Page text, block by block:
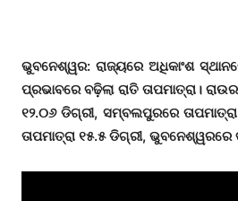
ଭୁବନେଶ୍ୱର: ରାଜ୍ୟରେ ଅଧିକାଂଶ
ପ୍ରଭାବରେ ବଢ଼ିଲା ରାତି ତାପମାତ୍ରା।
୧୨.୦୬ ଡିଗ୍ରୀ, ସମ୍ବଲପୁରରେ ତାପମାତ୍ରା
ତାପମାତ୍ରା ୧୫.୫ ଡିଗ୍ରୀ, ଭୁବନେଶ୍ୱରରେ